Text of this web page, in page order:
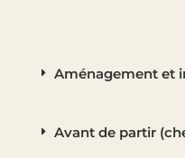
Aménagement et
Avant de partir